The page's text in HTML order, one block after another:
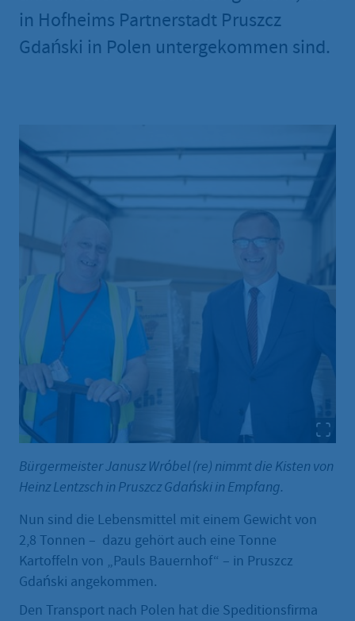
in Hofheims Partnerstadt Pruszcz
Gdański in Polen untergekommen sind.
Bürgermeister Janusz Wrόbel (re) nimmt die Kisten von
Heinz Lentzsch in Pruszcz Gdański in Empfang.
Nun sind die Lebensmittel mit einem Gewicht von
2,8 Tonnen – dazu gehört auch eine Tonne
Kartoffeln von „Pauls Bauernhof“ – in Pruszcz
Gdański angekommen.
Den Transport nach Polen hat die Speditionsfirma